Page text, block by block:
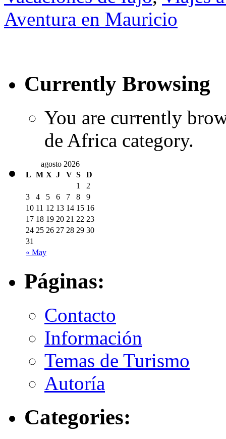
Aventura en Mauricio
Currently Browsing
You are currently
de Africa category.
agosto 2026
L M X J V S D
« May
1
2
3
4 5 6 7 8
9
10 11 12 13 14 15 16
17 18 19 20 21 22 23
24 25 26 27 28 29 30
31
Páginas:
Contacto
Información
Temas de Turismo
Autoría
Categories: